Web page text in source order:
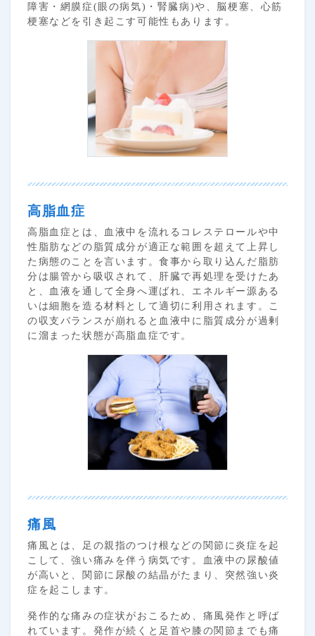
障害・網膜症(眼の病気)・腎臓病)や、脳梗塞、心筋
梗塞などを引き起こす可能性もあります。
高脂血症
高脂血症とは、血液中を流れるコレステロールや中
性脂肪などの脂質成分が適正な範囲を超えて上昇し
た病態のことを言います。食事から取り込んだ脂肪
分は腸管から吸収されて、肝臓で再処理を受けたあ
と、血液を通して全身へ運ばれ、エネルギー源ある
いは細胞を造る材料として適切に利用されます。こ
の収支バランスが崩れると血液中に脂質成分が過剰
に溜まった状態が高脂血症です。
痛風
痛風とは、足の親指のつけ根などの関節に炎症を起
こして、強い痛みを伴う病気です。血液中の尿酸値
が高いと、関節に尿酸の結晶がたまり、突然強い炎
症を起こします。
発作的な痛みの症状がおこるため、痛風発作と呼ば
れています。発作が続くと足首や膝の関節までも痛